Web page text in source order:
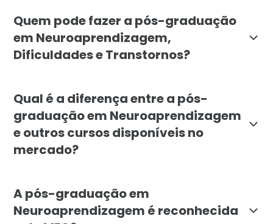
Quem pode fazer a pós-graduação
em Neuroaprendizagem,
Dificuldades e Transtornos?
Qual é a diferença entre a pós-
graduação em Neuroaprendizagem
e outros cursos disponíveis no
mercado?
A pós-graduação em
Neuroaprendizagem é reconhecida